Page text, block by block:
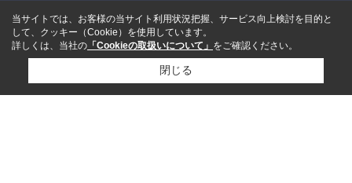
当サイトでは、お客様の当サイト利用状況把握、サービス向上検討を目的と
して、クッキー（Cookie）を使用しています。
詳しくは、当社の 「Cookieの取扱いについて」 をご確認ください。
閉じる